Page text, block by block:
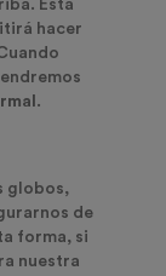
Esta
hacer
.
globos,
de
forma, si
nuestra